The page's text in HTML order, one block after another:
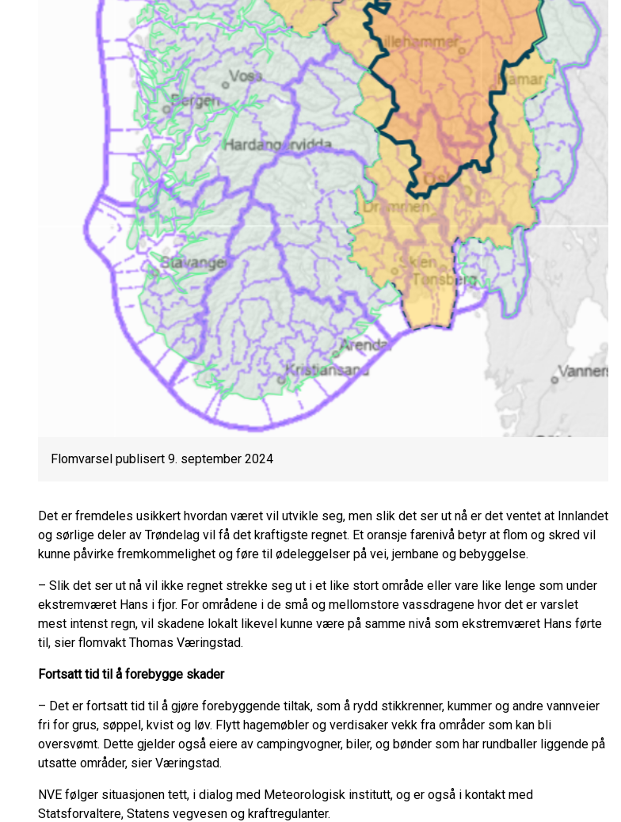
Flomvarsel publisert 9. september 2024
Det er fremdeles usikkert hvordan været vil utvikle seg, men slik det ser ut nå er det ventet at Innlandet
og sørlige deler av Trøndelag vil få det kraftigste regnet. Et oransje farenivå betyr at flom og skred vil
kunne påvirke fremkommelighet og føre til ødeleggelser på vei, jernbane og bebyggelse.
– Slik det ser ut nå vil ikke regnet strekke seg ut i et like stort område eller vare like lenge som under
ekstremværet Hans i fjor. For områdene i de små og mellomstore vassdragene hvor det er varslet
mest intenst regn, vil skadene lokalt likevel kunne være på samme nivå som ekstremværet Hans førte
til, sier flomvakt Thomas Væringstad.
Fortsatt tid til å forebygge skader
– Det er fortsatt tid til å gjøre forebyggende tiltak, som å rydd stikkrenner, kummer og andre vannveier
fri for grus, søppel, kvist og løv. Flytt hagemøbler og verdisaker vekk fra områder som kan bli
oversvømt. Dette gjelder også eiere av campingvogner, biler, og bønder som har rundballer liggende på
utsatte områder, sier Væringstad.
NVE følger situasjonen tett, i dialog med Meteorologisk institutt, og er også i kontakt med
Statsforvaltere, Statens vegvesen og kraftregulanter.